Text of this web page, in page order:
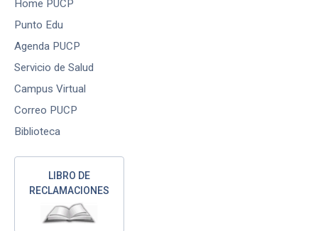
Home PUCP
Punto Edu
Agenda PUCP
Servicio de Salud
Campus Virtual
Correo PUCP
Biblioteca
LIBRO DE
RECLAMACIONES